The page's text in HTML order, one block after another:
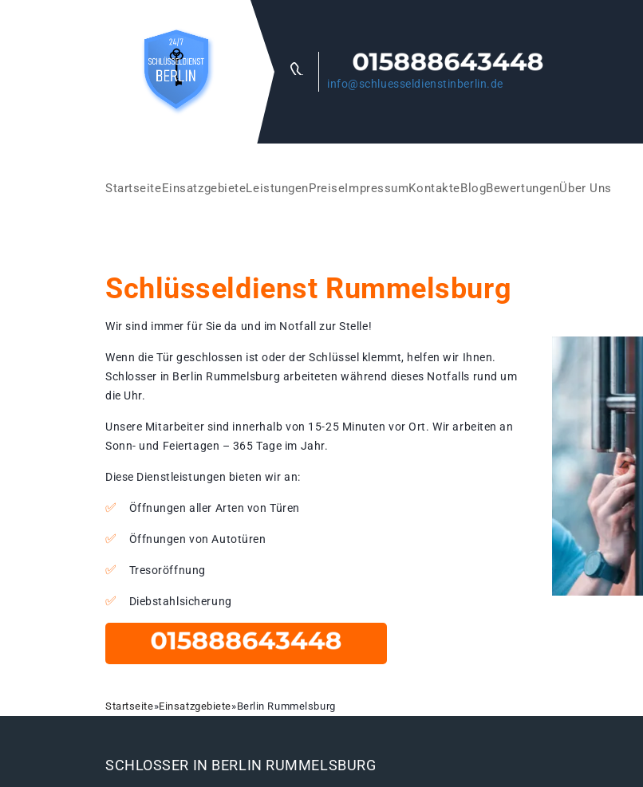
info@schluesseldienstinberlin.de
StartseiteEinsatzgebieteLeistungenPreiseImpressumKontakteBlogBewertungenÜber Uns
Schlüsseldienst Rummelsburg
Wir sind immer für Sie da und im Notfall zur Stelle!
Wenn die Tür geschlossen ist oder der Schlüssel klemmt, helfen wir Ihnen.
Schlosser in Berlin Rummelsburg arbeiteten während dieses Notfalls rund um
die Uhr.
Unsere Mitarbeiter sind innerhalb von 15-25 Minuten vor Ort. Wir arbeiten an
Sonn- und Feiertagen – 365 Tage im Jahr.
Diese Dienstleistungen bieten wir an:
Öffnungen aller Arten von Türen
Öffnungen von Autotüren
Tresoröffnung
Diebstahlsicherung
Startseite»Einsatzgebiete»Berlin Rummelsburg
SCHLOSSER IN BERLIN RUMMELSBURG